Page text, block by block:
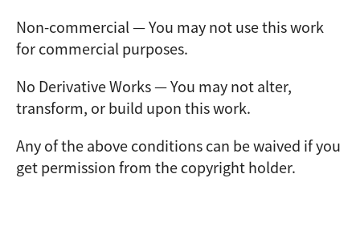
Non-commercial — You may not use this work
for commercial purposes.
No Derivative Works — You may not alter,
transform, or build upon this work.
Any of the above conditions can be waived if you
get permission from the copyright holder.